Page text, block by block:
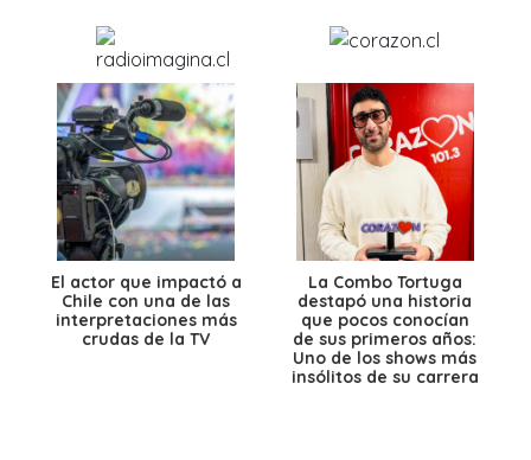
El actor que impactó a
Chile con una de las
interpretaciones más
crudas de la TV
La Combo Tortuga
destapó una historia
que pocos conocían
de sus primeros años:
Uno de los shows más
insólitos de su carrera